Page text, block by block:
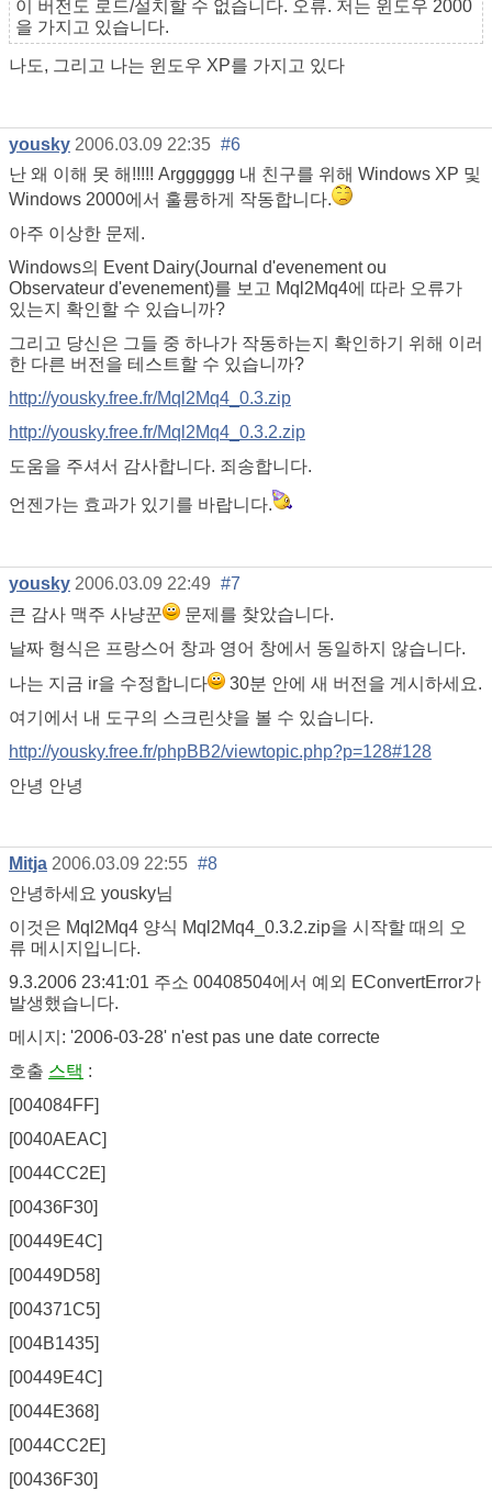
이 버전도 로드/설치할 수 없습니다. 오류. 저는 윈도우 2000
을 가지고 있습니다.
나도, 그리고 나는 윈도우 XP를 가지고 있다
yousky 2006.03.09 22:35 #6
난 왜 이해 못 해!!!!! Argggggg 내 친구를 위해 Windows XP 및
Windows 2000에서 훌륭하게 작동합니다.
아주 이상한 문제.
Windows의 Event Dairy(Journal d'evenement ou
Observateur d'evenement)를 보고 Mql2Mq4에 따라 오류가
있는지 확인할 수 있습니까?
그리고 당신은 그들 중 하나가 작동하는지 확인하기 위해 이러
한 다른 버전을 테스트할 수 있습니까?
http://yousky.free.fr/Mql2Mq4_0.3.zip
http://yousky.free.fr/Mql2Mq4_0.3.2.zip
도움을 주셔서 감사합니다. 죄송합니다.
언젠가는 효과가 있기를 바랍니다.
yousky 2006.03.09 22:49 #7
큰 감사 맥주 사냥꾼
문제를 찾았습니다.
날짜 형식은 프랑스어 창과 영어 창에서 동일하지 않습니다.
나는 지금 ir을 수정합니다
30분 안에 새 버전을 게시하세요.
여기에서 내 도구의 스크린샷을 볼 수 있습니다.
http://yousky.free.fr/phpBB2/viewtopic.php?p=128#128
안녕 안녕
Mitja 2006.03.09 22:55 #8
안녕하세요 yousky님
이것은 Mql2Mq4 양식 Mql2Mq4_0.3.2.zip을 시작할 때의 오
류 메시지입니다.
9.3.2006 23:41:01 주소 00408504에서 예외 EConvertError가
발생했습니다.
메시지: '2006-03-28' n'est pas une date correcte
호출 스택 :
[004084FF]
[0040AEAC]
[0044CC2E]
[00436F30]
[00449E4C]
[00449D58]
[004371C5]
[004B1435]
[00449E4C]
[0044E368]
[0044CC2E]
[00436F30]